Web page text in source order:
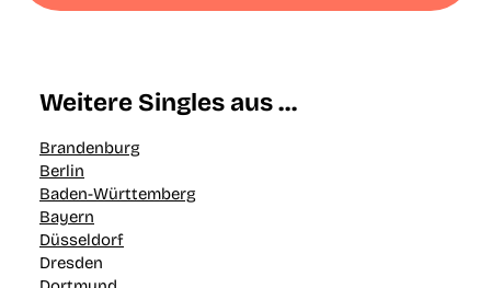
Weitere Singles aus …
Brandenburg
Berlin
Baden-Württemberg
Bayern
Düsseldorf
Dresden